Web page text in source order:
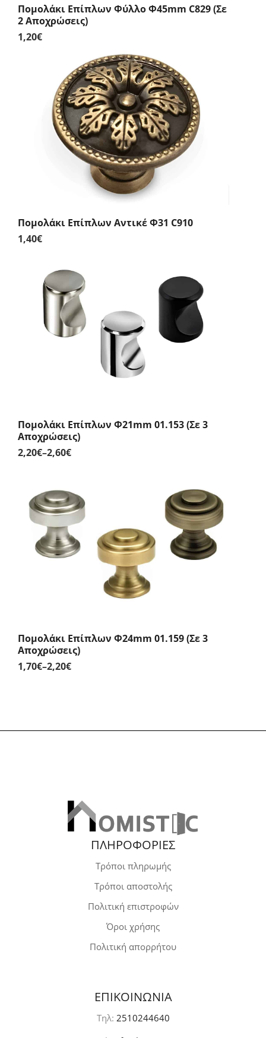
Πομολάκι Επίπλων Φύλλο Φ45mm C829 (Σε
2 Αποχρώσεις)
1,20€
Πομολάκι Επίπλων Αντικέ Φ31 C910
1,40€
Πομολάκι Επίπλων Φ21mm 01.153 (Σε 3
Αποχρώσεις)
2,20€–2,60€Price
2,20€
through
2,60€
Πομολάκι Επίπλων Φ24mm 01.159 (Σε 3
Αποχρώσεις)
1,70€–2,20€Price
2,20€
ΠΛΗΡΟΦΟΡΙΕΣ
Τρόποι πληρωμής
Τρόποι αποστολής
Πολιτική επιστροφών
Όροι χρήσης
Πολιτική απορρήτου
ΕΠΙΚΟΙΝΩΝΙΑ
Τηλ: 2510244640